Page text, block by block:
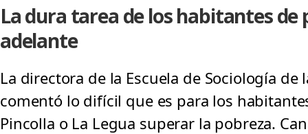
La dura tarea de los habitantes
adelante
La directora de la Escuela de Sociología
comentó lo difícil que es para los
Pincolla o La Legua superar la pobreza.